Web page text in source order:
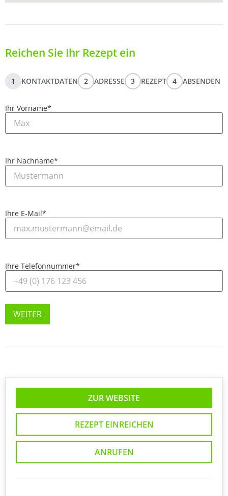
Reichen Sie Ihr Rezept ein
1 KONTAKTDATEN 2 ADRESSE 3 REZEPT 4 ABSENDEN
Ihr Vorname*
Ihr Nachname*
Ihre E-Mail*
Ihre Telefonnummer*
WEITER
ZUR WEBSITE
REZEPT EINREICHEN
ANRUFEN